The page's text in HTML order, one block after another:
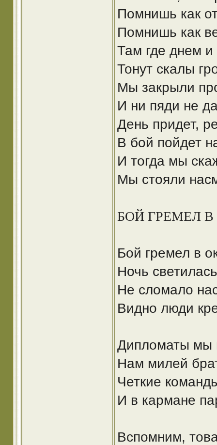
Помнишь как
Помнишь как
Там где днем
Тонут скалы
Мы закрыли
И ни пяди не
День придет,
В бой пойдет
И тогда мы
Мы стояли
БОЙ ГРЕМЕЛ
Бой гремел в
Ночь
Не сломало
Видно люди
Дипломаты мы
Нам милей
Четкие
И в кармане
Вспомним,